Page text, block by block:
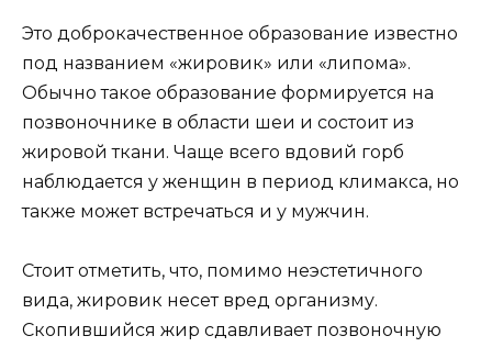
Это доброкачественное образование известно
под названием «жировик» или «липома».
Обычно такое образование формируется на
позвоночнике в области шеи и состоит из
жировой ткани. Чаще всего вдовий горб
наблюдается у женщин в период климакса, но
также может встречаться и у мужчин.
Стоит отметить, что, помимо неэстетичного
вида, жировик несет вред организму.
Скопившийся жир сдавливает позвоночную